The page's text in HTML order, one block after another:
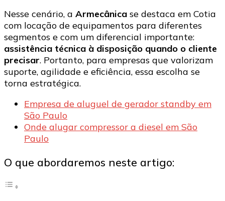
Nesse cenário, a Armecânica se destaca em Cotia
com locação de equipamentos para diferentes
segmentos e com um diferencial importante:
assistência técnica à disposição quando o cliente
precisar. Portanto, para empresas que valorizam
suporte, agilidade e eficiência, essa escolha se
torna estratégica.
Empresa de aluguel de gerador standby em
São Paulo
Onde alugar compressor a diesel em São
Paulo
O que abordaremos neste artigo: